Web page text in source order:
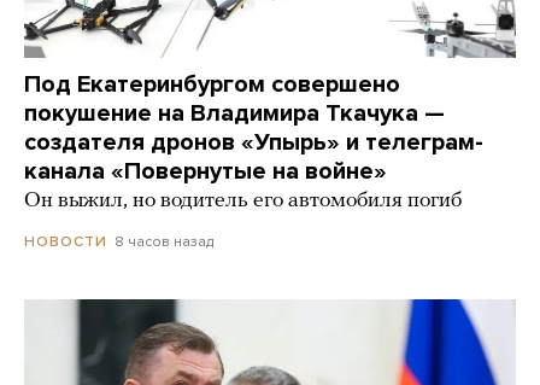
Под Екатеринбургом совершено
покушение на Владимира Ткачука —
создателя дронов «Упырь» и телеграм-
канала «Повернутые на войне»
Он выжил, но водитель его автомобиля погиб
НОВОСТИ 8 часов назад